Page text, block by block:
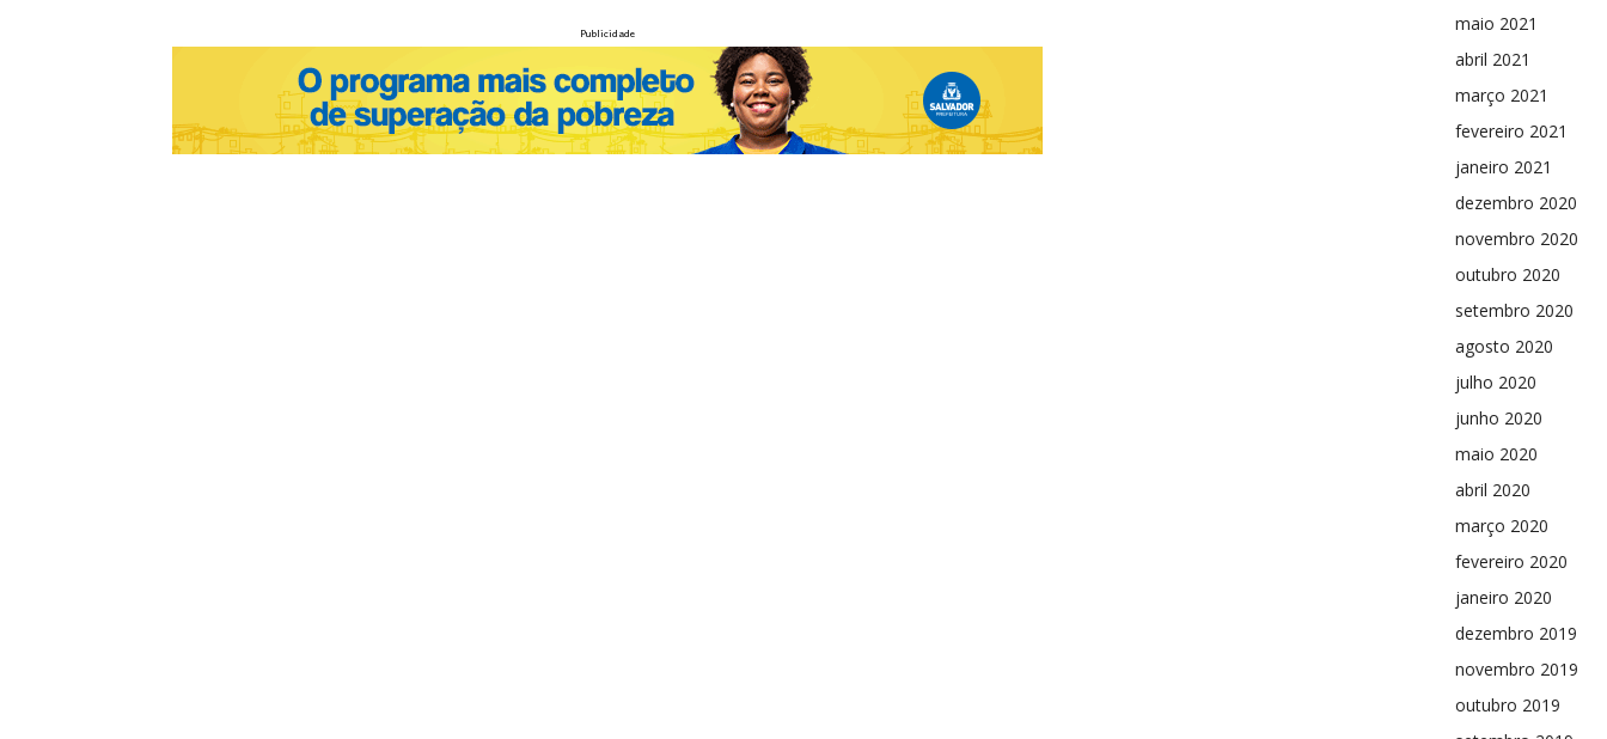
Publicidade
maio 2021
abril 2021
março 2021
fevereiro 2021
janeiro 2021
dezembro 2020
novembro 2020
outubro 2020
setembro 2020
agosto 2020
julho 2020
junho 2020
maio 2020
abril 2020
março 2020
fevereiro 2020
janeiro 2020
dezembro 2019
novembro 2019
outubro 2019